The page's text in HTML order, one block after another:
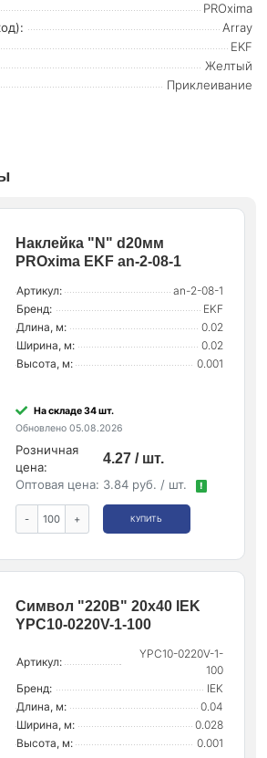
PROxima
Array
EKF
Желтый
Приклеивание
Наклейка "N" d20мм
PROxima EKF an-2-08-1
Артикул:
an-2-08-1
Бренд:
EKF
Длина, м:
0.02
Ширина, м:
0.02
Высота, м:
0.001
На складе 34 шт.
Обновлено 05.08.2026
Розничная
цена:
4.27 / шт.
Оптовая цена: 3.84 руб. / шт. !
- + КУПИТЬ
Символ "220В" 20х40 IEK
YPC10-0220V-1-100
Артикул:
YPC10-0220V-1-
100
Бренд:
IEK
Длина, м:
0.04
Ширина, м:
0.028
Высота, м:
0.001